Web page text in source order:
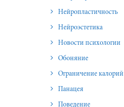
Нейропластичность
Нейроэстетика
Новости психологии
Обоняние
Ограничение калорий
Панацея
Поведение